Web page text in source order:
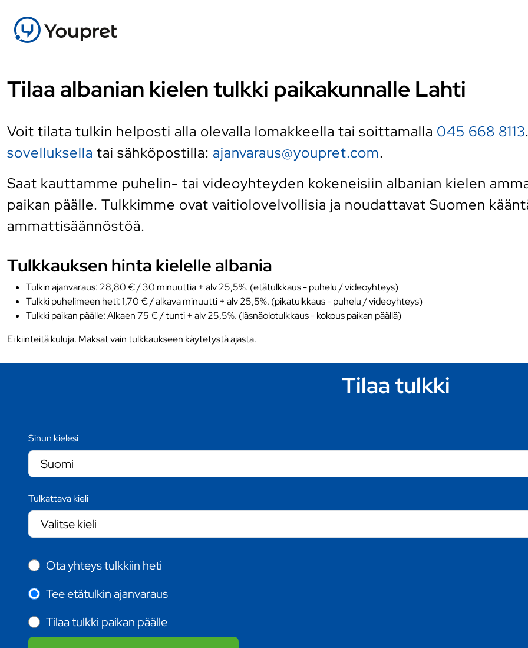
Tilaa albanian kielen tulkki paikakunnalle Lahti
Voit tilata tulkin helposti alla olevalla lomakkeella tai soittamalla 045 668 8113
sovelluksella tai sähköpostilla: ajanvaraus@youpret.com.
Saat kauttamme puhelin- tai videoyhteyden kokeneisiin albanian kielen
paikan päälle. Tulkkimme ovat vaitiolovelvollisia ja noudattavat Suomen
ammattisäännöstöä.
Tulkkauksen hinta kielelle albania
Tulkin ajanvaraus: 28,80 € / 30 minuuttia + alv 25,5%. (etätulkkaus - puhelu / videoyhteys)
Tulkki puhelimeen heti: 1,70 € / alkava minuutti + alv 25,5%. (pikatulkkaus - puhelu / videoyhteys)
Tulkki paikan päälle: Alkaen 75 € / tunti + alv 25,5%. (läsnäolotulkkaus - kokous paikan päällä)
Ei kiinteitä kuluja. Maksat vain tulkkaukseen käytetystä ajasta.
Tilaa tulkki
Sinun kielesi
Tulkattava kieli
Ota yhteys tulkkiin heti
Tee etätulkin ajanvaraus
Tilaa tulkki paikan päälle